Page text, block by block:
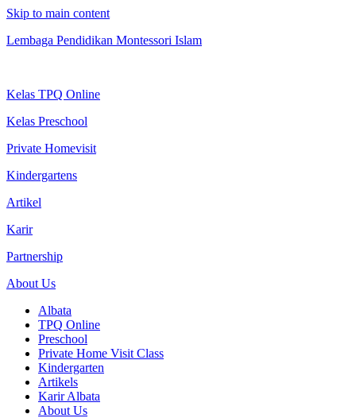
Skip to main content
Lembaga Pendidikan Montessori Islam
Kelas TPQ Online
Kelas Preschool
Private Homevisit
Kindergartens
Artikel
Karir
Partnership
About Us
Albata
TPQ Online
Preschool
Private Home Visit Class
Kindergarten
Artikels
Karir Albata
About Us